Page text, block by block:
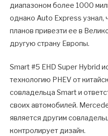
диапазоном более 1000
однако Auto Express узнал,
планов привезти ее в
другую страну Европы.
Smart #5 EHD Super Hybrid
технологию PHEV от
совладельца Smart и
своих автомобилей.
является другим
контролирует дизайн.